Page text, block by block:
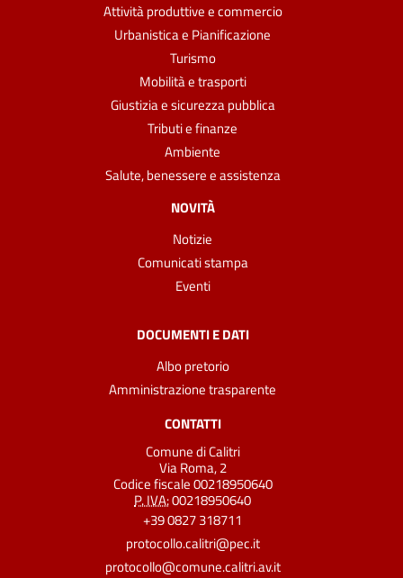
Attività produttive e commercio
Urbanistica e Pianificazione
Turismo
Mobilità e trasporti
Giustizia e sicurezza pubblica
Tributi e finanze
Ambiente
Salute, benessere e assistenza
NOVITÀ
Notizie
Comunicati stampa
Eventi
DOCUMENTI E DATI
Albo pretorio
Amministrazione trasparente
CONTATTI
Comune di Calitri
Via Roma, 2
Codice fiscale 00218950640
P. IVA:00218950640
+39 0827 318711
protocollo.calitri@pec.it
protocollo@comune.calitri.av.it